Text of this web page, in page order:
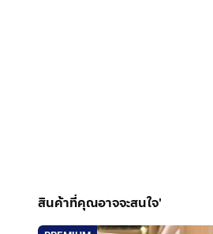
สินค้าที่คุณอาจจะสนใจ'